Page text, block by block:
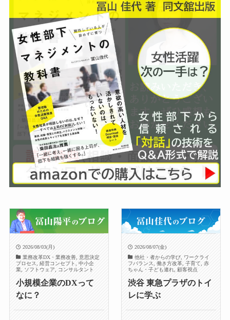
2026/08/03(月)
業務改革DX・業務改善, 意思決定
プロセス, 経営コンセプト, 中小企
業, ソフトウェア, コンサルタント
小規模企業のDXって
なに？
2026/08/07(金)
他社・者からの学び, ワークライ
フバランス, 働き方改革, 子育て, 赤
ちゃん・子ども連れ, 顧客視点
渋谷 東急プラザのトイ
レに学ぶ